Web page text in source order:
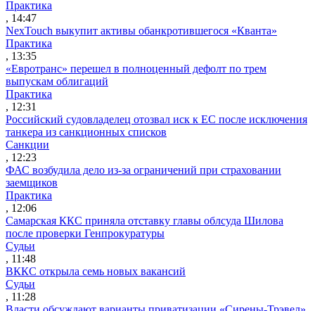
Практика
, 14:47
NexTouch выкупит активы обанкротившегося «Кванта»
Практика
, 13:35
«Евротранс» перешел в полноценный дефолт по трем
выпускам облигаций
Практика
, 12:31
Российский судовладелец отозвал иск к ЕС после исключения
танкера из санкционных списков
Санкции
, 12:23
ФАС возбудила дело из-за ограничений при страховании
заемщиков
Практика
, 12:06
Самарская ККС приняла отставку главы облсуда Шилова
после проверки Генпрокуратуры
Судьи
, 11:48
ВККС открыла семь новых вакансий
Судьи
, 11:28